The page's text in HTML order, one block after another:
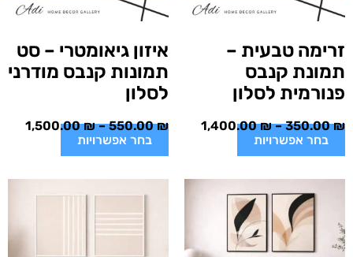
זרימה טבעית –
תמונת קנבס
פנורמית לסלון
350.00₪
–
1,400.00₪
בחר אפשרויות
איזון גיאומטרי – סט
תמונות קנבס מודרני
לסלון
550.00₪
–
1,500.00₪
בחר אפשרויות